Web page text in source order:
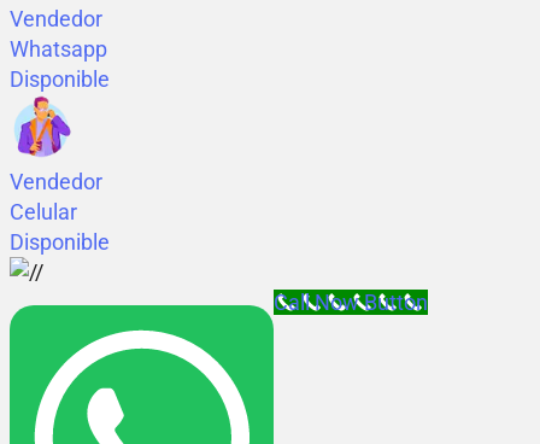
Vendedor
Whatsapp
Disponible
Vendedor
Celular
Disponible
Call Now Button